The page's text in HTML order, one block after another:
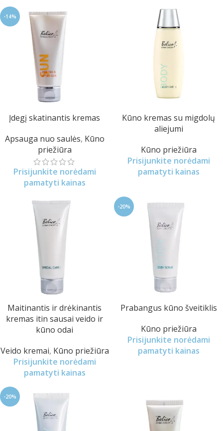
-14%
Įdegį skatinantis kremas
Apsauga nuo saulės, Kūno
priežiūra
Prisijunkite norėdami
pamatyti kainas
Kūno kremas su migdolų
aliejumi
Kūno priežiūra
Prisijunkite norėdami
pamatyti kainas
Maitinantis ir drėkinantis
kremas itin sausai veido ir
kūno odai
Veido kremai, Kūno priežiūra
Prisijunkite norėdami
pamatyti kainas
-20%
Prabangus kūno šveitiklis
Kūno priežiūra
Prisijunkite norėdami
pamatyti kainas
-20%